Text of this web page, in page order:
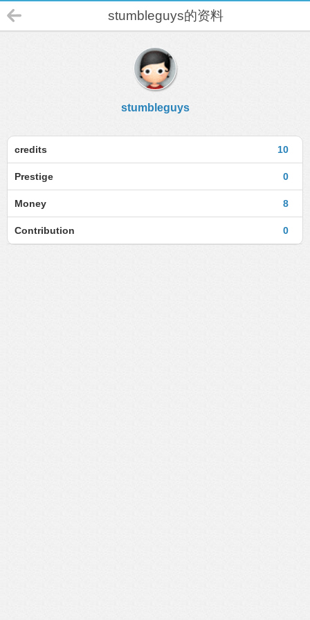
stumbleguys的资料
stumbleguys
10
credits
0
Prestige
8
Money
0
Contribution